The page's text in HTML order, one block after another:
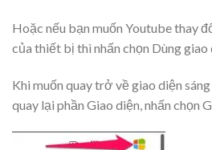
Hoặc nếu bạn muốn Youtube thay
của thiết bị thì nhấn chọn Dùng
Khi muốn quay trở về giao diện
quay lại phần Giao diện, nhấn chọn